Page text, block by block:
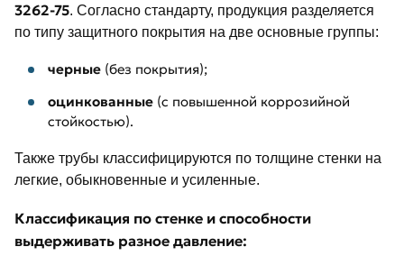
3262-75. Согласно стандарту, продукция разделяется
по типу защитного покрытия на две основные группы:
черные (без покрытия);
оцинкованные (с повышенной коррозийной
стойкостью).
Также трубы классифицируются по толщине стенки на
легкие, обыкновенные и усиленные.
Классификация по стенке и способности
выдерживать разное давление: